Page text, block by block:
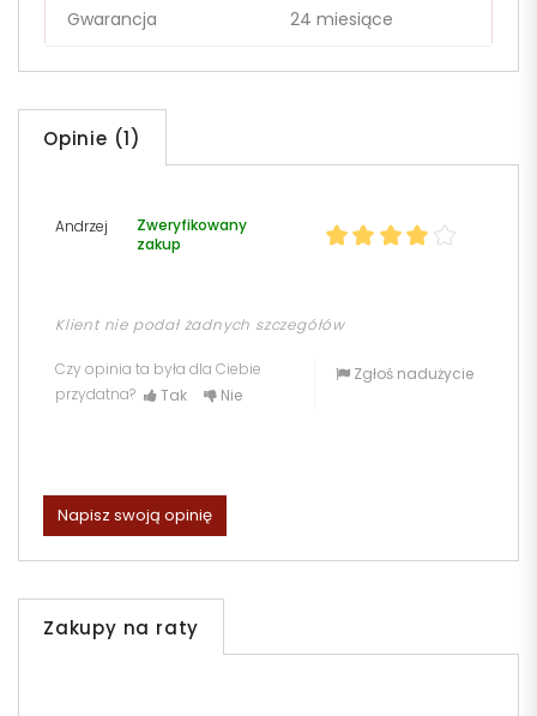
Gwarancja 24 miesiące
Opinie (1)
Andrzej
Zweryfikowany
zakup
Klient nie podał żadnych szczegółów
Czy opinia ta była dla Ciebie
przydatna?
Tak Nie
Zgłoś nadużycie
Napisz swoją opinię
Zakupy na raty